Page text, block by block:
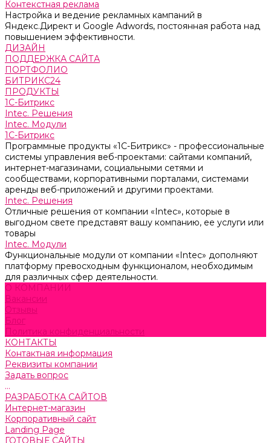
Контекстная реклама
Настройка и ведение рекламных кампаний в
Яндекс.Директ и Google Adwords, постоянная работа над
повышением эффективности.
ДИЗАЙН
ПОДДЕРЖКА САЙТА
ПОРТФОЛИО
БИТРИКС24
ПРОДУКТЫ
1С-Битрикс
Intec. Решения
Intec. Модули
1С-Битрикс
Программные продукты «1С-Битрикс» - профессиональные
системы управления веб-проектами: сайтами компаний,
интернет-магазинами, социальными сетями и
сообществами, корпоративными порталами, системами
аренды веб-приложений и другими проектами.
Intec. Решения
Отличные решения от компании «Intec», которые в
выгодном свете представят вашу компанию, ее услуги или
товары
Intec. Модули
Функциональные модули от компании «Intec» дополняют
платформу превосходным функционалом, необходимым
для различных сфер деятельности.
О КОМПАНИИ
Вакансии
Отзывы
Блог
Политика конфиденциальности
КОНТАКТЫ
Контактная информация
Реквизиты компании
Задать вопрос
...
РАЗРАБОТКА САЙТОВ
Интернет-магазин
Корпоративный сайт
Landing Page
ГОТОВЫЕ САЙТЫ